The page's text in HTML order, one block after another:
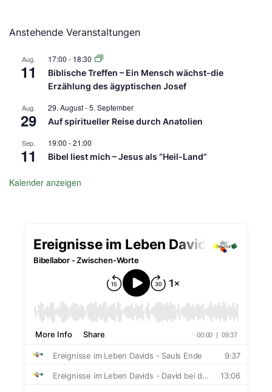
Anstehende Veranstaltungen
Aug.
11
17:00 - 18:30
Biblische Treffen – Ein Mensch wächst-die
Erzählung des ägyptischen Josef
Aug.
29
29. August-5. September
Auf spiritueller Reise durch Anatolien
Sep.
11
19:00 -21:00
Bibel liest mich – Jesus als “Heil-Land”
Kalender anzeigen